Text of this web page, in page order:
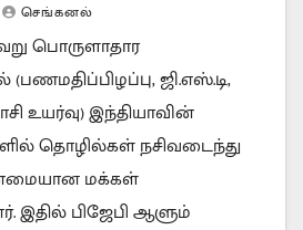
செங்கனல்
பொருளாதார
ஜி.எஸ்.டி,
உயர்வு) இந்தியாவின்
தொழில்கள் நசிவடைந்து
மக்கள்
இதில் பிஜேபி ஆளும்